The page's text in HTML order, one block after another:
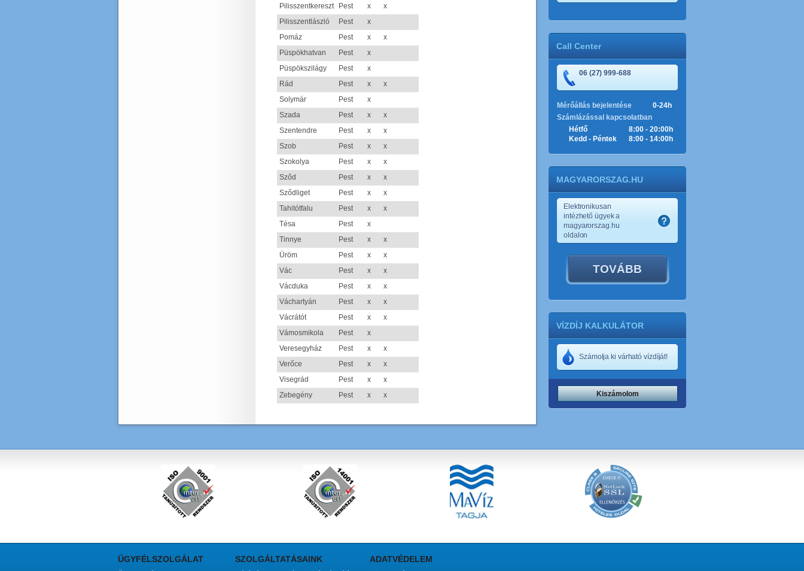
Pilisszentkereszt
Pest x
x
Pilisszentlászló
Pest
x
Pomáz
Pest x
x
Püspökhatvan
Pest
x
Püspökszilágy
Pest
x
Rád
Pest x
x
Solymár
Pest
x
Szada
Pest x
x
Szentendre
Pest x
x
Szob
Pest x
x
Szokolya
Pest x
x
Sződ
Pest x
x
Sződliget
Pest x
x
Tahitótfalu
Pest x
x
Tésa
Pest
x
Tinnye
Pest x
x
Üröm
Pest x
x
Vác
Pest x
x
Vácduka
Pest x
x
Váchartyán
Pest x
x
Vácrátót
Pest x
x
Vámosmikola
Pest
x
Veresegyház
Pest x
x
Verőce
Pest x
x
Visegrád
Pest x
x
Zebegény
Pest x x
Call Center
06 (27) 999-688
Mérőállás bejelentése
0-24h
Számlázással kapcsolatban
Hétfő
Kedd - Péntek
8:00 - 20:00h
8:00 - 14:00h
MAGYARORSZAG.HU
Elektronikusan
intézhető ügyek a
magyarorszag.hu
oldalon
TOVÁBB
VÍZDÍJ KALKULÁTOR
Számolja ki várható vízdíját!
Kiszámolom
ÜGYFÉLSZOLGÁLAT SZOLGÁLTATÁSAINK ADATVÉDELEM